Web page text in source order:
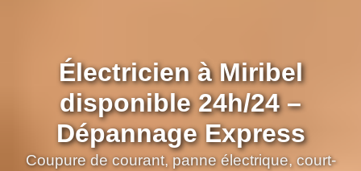
Électricien à Miribel
disponible 24h/24 –
Dépannage Express
Coupure de courant, panne électrique, court-